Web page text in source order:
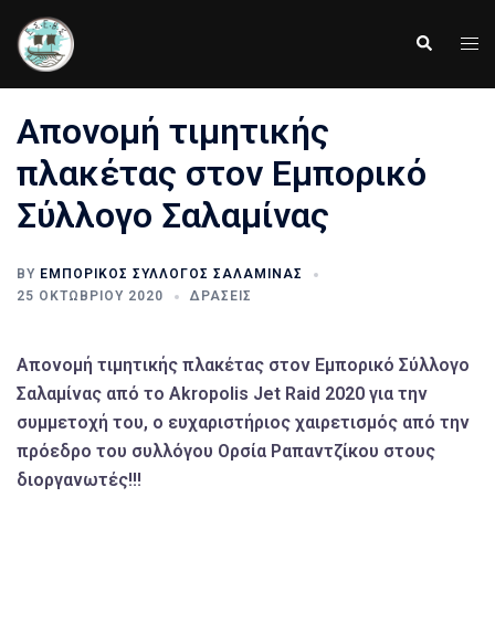
content
Search
Απονομή τιμητικής
πλακέτας στον Εμπορικό
Σύλλογο Σαλαμίνας
BY ΕΜΠΟΡΙΚΌΣ ΣΎΛΛΟΓΟΣ ΣΑΛΑΜΊΝΑΣ
25 ΟΚΤΩΒΡΊΟΥ 2020
ΔΡΆΣΕΙΣ
Απονομή τιμητικής πλακέτας στον Εμπορικό Σύλλογο
Σαλαμίνας από το Akropolis Jet Raid 2020 για την
συμμετοχή του, ο ευχαριστήριος χαιρετισμός από την
πρόεδρο του συλλόγου Ορσία Ραπαντζίκου στους
διοργανωτές!!!